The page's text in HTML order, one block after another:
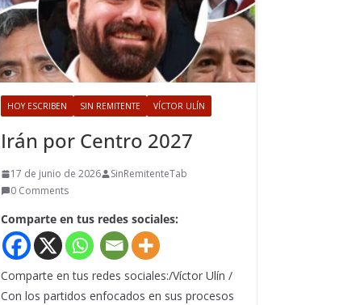
HOY ESCRIBEN SIN REMITENTE VÍCTOR ULÍN
Irán por Centro 2027
17 de junio de 2026
SinRemitenteTab
0 Comments
Comparte en tus redes sociales:
Comparte en tus redes sociales:/Víctor Ulín /
Con los partidos enfocados en sus procesos